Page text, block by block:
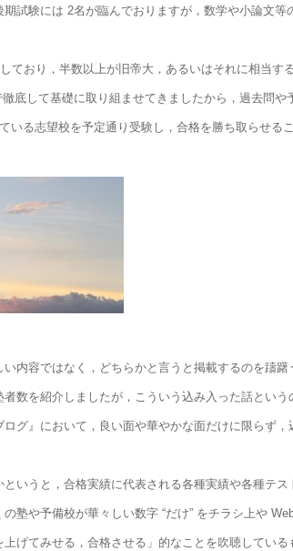
試験には 2名が臨んでおりますが，数学や小論文
ており，半数以上が旧帝大，あるいはそれに相当す
底して基礎に取り組ませてきましたから，過去問や
いる志望校を予定通り受験し，合格を勝ち取らせる
内容ではなく，どちらかと言うと掲載するのを躊躇
数を紹介しましたが，こういう込み入った話とい
グ』において，良い面や華やかな面だけに限らず
いうと，合格実績に代表される各種実績や各種テ
塾や予備校が華々しい数字 “だけ” をチラシ上や
げてみせる，合格させる」的なことを吹聴してい